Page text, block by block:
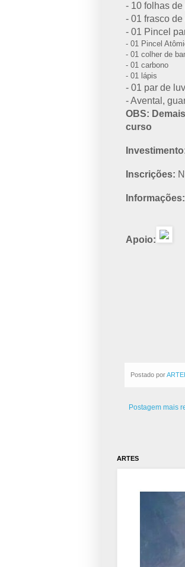
- 10 folhas
- 01 frasco
- 01 Pincel
- 01 Pincel
- 01 colher de
- 01 carbono
- 01 lápis
- 01 par de
- Avental,
OBS:
curso
Inscrições:
Informações:
Apoio:
Postado por
Postagem mais
ARTES